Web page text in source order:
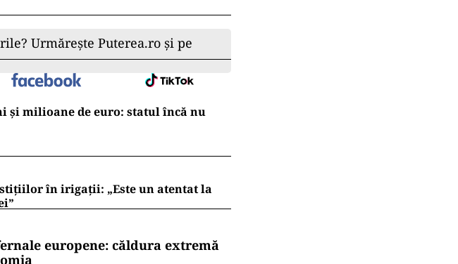
Urmărește Puterea.ro și pe
și milioane de euro: statul încă nu
în irigații: „Este un atentat la
europene: căldura extremă